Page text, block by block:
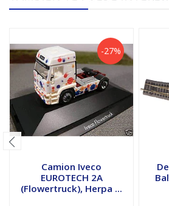
-27%
Camion Iveco
EUROTECH 2A
(Flowertruck), Herpa ...